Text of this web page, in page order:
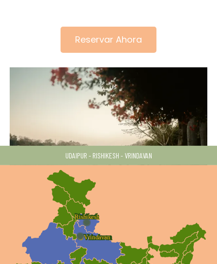
Reservar Ahora
UDAIPUR - RISHIKESH - VRINDAVAN